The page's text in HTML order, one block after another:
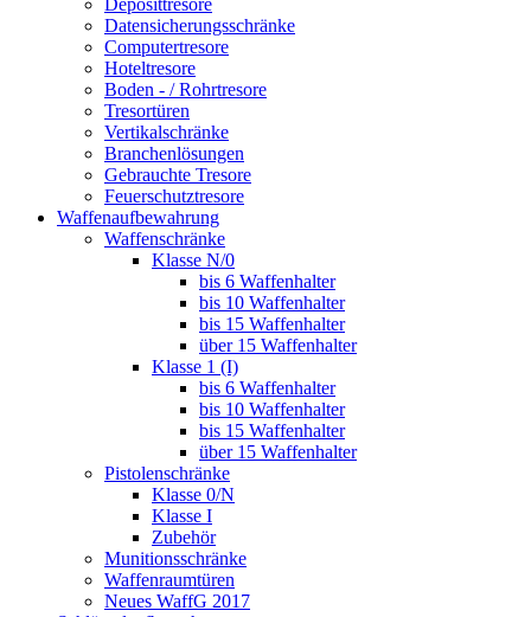
Deposittresore
Datensicherungsschränke
Computertresore
Hoteltresore
Boden - / Rohrtresore
Tresortüren
Vertikalschränke
Branchenlösungen
Gebrauchte Tresore
Feuerschutztresore
Waffenaufbewahrung
Waffenschränke
Klasse N/0
bis 6 Waffenhalter
bis 10 Waffenhalter
bis 15 Waffenhalter
über 15 Waffenhalter
Klasse 1 (I)
bis 6 Waffenhalter
bis 10 Waffenhalter
bis 15 Waffenhalter
über 15 Waffenhalter
Pistolenschränke
Klasse 0/N
Klasse I
Zubehör
Munitionsschränke
Waffenraumtüren
Neues WaffG 2017